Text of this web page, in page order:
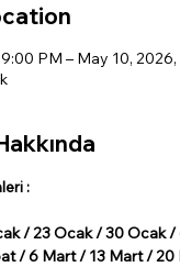
PM – May 10, 2026,
:
/ 23 Ocak / 30 Ocak /
/ 6 Mart / 13 Mart /